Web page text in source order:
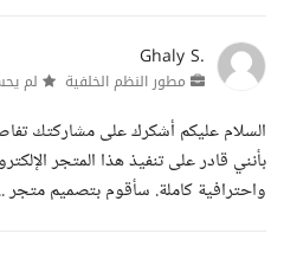
Ghaly S.
مطور النظم الخلفية لم
السلام عليكم أشكرك على مشاركتك
بأنني قادر على تنفيذ هذا المتجر
واحترافية كاملة. سأقوم بتصميم متجر